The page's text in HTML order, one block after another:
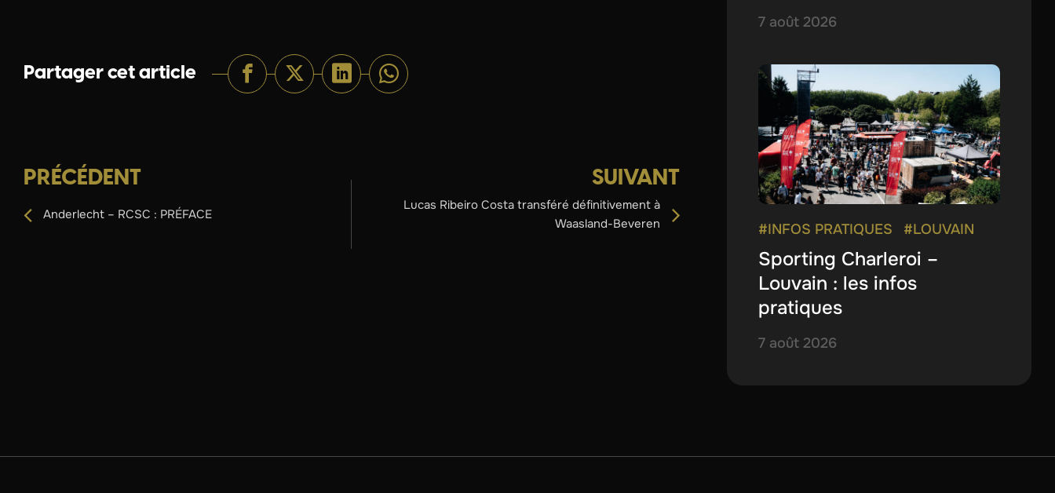
Partager cet article
PRÉCÉDENT
Anderlecht – RCSC : PRÉFACE
SUIVANT
Lucas Ribeiro Costa transféré définitivement à
Waasland-Beveren
7 août 2026
#INFOS PRATIQUES #LOUVAIN
Sporting Charleroi –
Louvain : les infos
pratiques
7 août 2026